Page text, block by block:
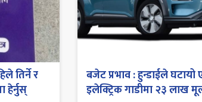
तिर्ने र
हेर्नुस्
बजेट प्रभाव : हुन्डाईले घटायो
इलेक्ट्रिक गाडीमा २३ लाख